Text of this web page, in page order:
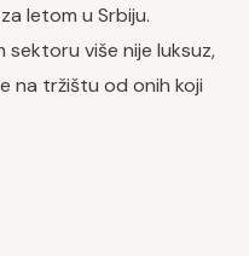
letom u Srbiju.
više nije luksuz,
na tržištu od onih koji